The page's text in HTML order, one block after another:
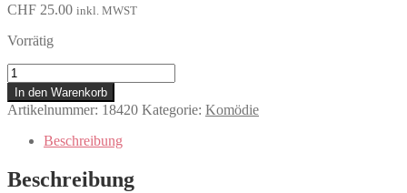
CHF 25.00 inkl. MWST
Vorrätig
Lila,
Lila
Menge
In den Warenkorb
Artikelnummer: 18420 Kategorie: Komödie
Beschreibung
Beschreibung